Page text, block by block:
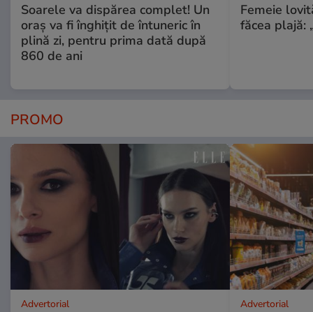
Soarele va dispărea complet! Un
oraș va fi înghițit de întuneric în
plină zi, pentru prima dată după
860 de ani
Femeie
făcea plajă:
PROMO
Advertorial Advertorial